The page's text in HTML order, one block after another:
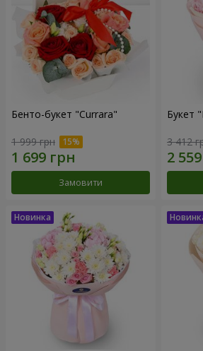
Бенто-букет "Currara"
1 999 грн
Замовити
Букет
3 412